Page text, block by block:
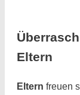
Eltern
Eltern freuen